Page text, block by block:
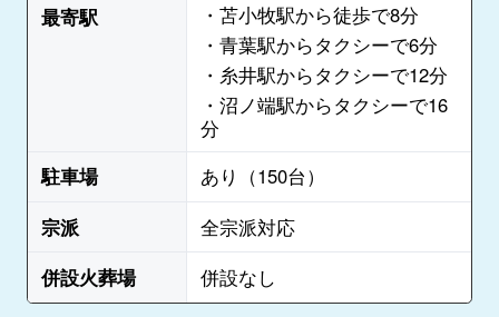
最寄駅
・苫小牧駅から徒歩で8分
・青葉駅からタクシーで6分
・糸井駅からタクシーで12分
・沼ノ端駅からタクシーで16
分
駐車場
あり（150台）
宗派
全宗派対応
併設火葬場
併設なし